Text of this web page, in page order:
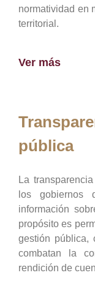
normatividad en
territorial.
Ver más
pública
La
los gobiernos
información
propósito es
gestión pública,
combatan la
rendición de